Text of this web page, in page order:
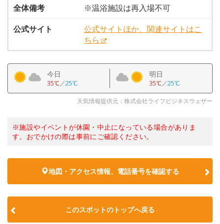
全体備考
※温浴施設は再入場不可
公式サイト
公式サイトほか、関連サイトはこ
ちら
今日
35℃／25℃
明日
35℃／25℃
天気情報提供元：株式会社ライフビジネスウェザー
※施設やイベントが休園・中止になっている場合がありま
す。おでかけの際は事前にご確認ください。
地図・アクセス情報、電話番号を確認する
このスポットのトップへ戻る